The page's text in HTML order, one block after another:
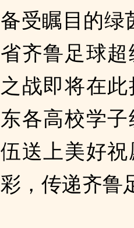
备受瞩目的绿
省齐鲁足球
之战即将在
东各高校学
伍送上美好
彩，传递齐鲁